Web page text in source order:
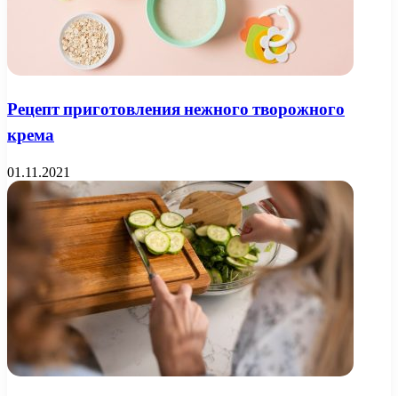
Рецепт приготовления нежного творожного
крема
01.11.2021